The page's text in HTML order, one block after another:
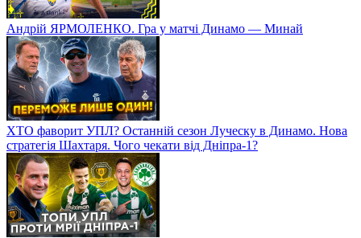
Андрій ЯРМОЛЕНКО. Гра у матчі Динамо — Минай
ХТО фаворит УПЛ? Останній сезон Луческу в Динамо. Нова
стратегія Шахтаря. Чого чекати від Дніпра-1?